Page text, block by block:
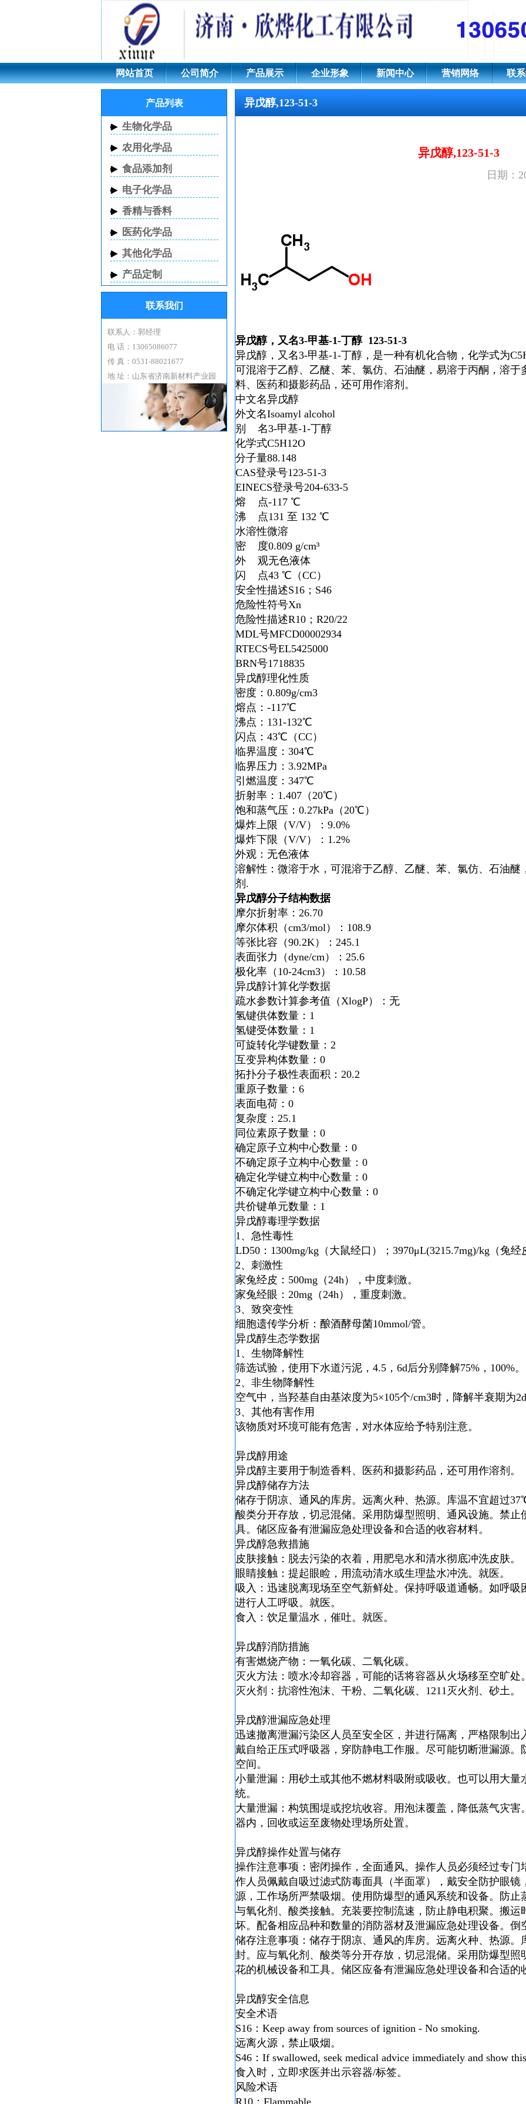
异戊醇,123-51-3;3-甲基-1-丁醇
网站首页 公司简介 产品展示 企业形象 新闻中心 营销网络 联
异戊醇,123-51-3
异戊醇,123-51-3
日期：
异戊醇，又名3-甲基-1-丁醇 123-51-3
异戊醇，又名3-甲基-1-丁醇，是一种有机化合物，化学式为C5
可混溶于乙醇、乙醚、苯、氯仿、石油醚，易溶于丙酮，溶
料、医药和摄影药品，还可用作溶剂。
中文名异戊醇
外文名Isoamyl alcohol
别 名3-甲基-1-丁醇
化学式C5H12O
分子量88.148
CAS登录号123-51-3
EINECS登录号204-633-5
熔 点-117 ℃
沸 点131 至 132 ℃
水溶性微溶
密 度0.809 g/cm³
外 观无色液体
闪 点43 ℃ （CC）
安全性描述S16；S46
危险性符号Xn
危险性描述R10；R20/22
MDL号MFCD00002934
RTECS号EL5425000
BRN号1718835
异戊醇理化性质
密度：0.809g/cm3
熔点：-117℃
沸点：131-132℃
闪点：43℃（CC）
临界温度：304℃
临界压力：3.92MPa
引燃温度：347℃
折射率：1.407（20℃）
饱和蒸气压：0.27kPa（20℃）
爆炸上限（V/V）：9.0%
爆炸下限（V/V）：1.2%
外观：无色液体
溶解性：微溶于水，可混溶于乙醇、乙醚、苯、氯仿、石油
剂.
异戊醇分子结构数据
摩尔折射率：26.70
摩尔体积（cm3/mol）：108.9
等张比容（90.2K）：245.1
表面张力（dyne/cm）：25.6
极化率（10-24cm3）：10.58
异戊醇计算化学数据
疏水参数计算参考值（XlogP）：无
氢键供体数量：1
氢键受体数量：1
可旋转化学键数量：2
互变异构体数量：0
拓扑分子极性表面积：20.2
重原子数量：6
表面电荷：0
复杂度：25.1
同位素原子数量：0
确定原子立构中心数量：0
不确定原子立构中心数量：0
确定化学键立构中心数量：0
不确定化学键立构中心数量：0
共价键单元数量：1
异戊醇毒理学数据
1、急性毒性
LD50 ：1300mg/kg（大鼠经口）；3970μL(3215.7mg)/kg（兔经
2、刺激性
家兔经皮：500mg（24h），中度刺激。
家兔经眼：20mg（24h），重度刺激。
3、致突变性
细胞遗传学分析：酿酒酵母菌10mmol/管。
异戊醇生态学数据
1、生物降解性
筛选试验，使用下水道污泥，4.5，6d后分别降解75%，100%。
2、非生物降解性
空气中，当羟基自由基浓度为5×105个/cm3时，降解半衰期为
3、其他有害作用
该物质对环境可能有危害，对水体应给予特别注意。
异戊醇用途
异戊醇主要用于制造香料、医药和摄影药品，还可用作溶剂。
异戊醇储存方法
储存于阴凉、通风的库房。远离火种、热源。库温不宜超过
酸类分开存放，切忌混储。采用防爆型照明、通风设施。禁
具。储区应备有泄漏应急处理设备和合适的收容材料。
异戊醇急救措施
皮肤接触：脱去污染的衣着，用肥皂水和清水彻底冲洗皮肤。
眼睛接触：提起眼睑，用流动清水或生理盐水冲洗。就医。
吸入：迅速脱离现场至空气新鲜处。保持呼吸道通畅。如呼
进行人工呼吸。就医。
食入：饮足量温水，催吐。就医。
异戊醇消防措施
有害燃烧产物：一氧化碳、二氧化碳。
灭火方法：喷水冷却容器，可能的话将容器从火场移至空旷处
灭火剂：抗溶性泡沫、干粉、二氧化碳、1211灭火剂、砂土。
异戊醇泄漏应急处理
迅速撤离泄漏污染区人员至安全区，并进行隔离，严格限制
戴自给正压式呼吸器，穿防静电工作服。尽可能切断泄漏源
空间。
小量泄漏：用砂土或其他不燃材料吸附或吸收。也可以用大
统。
大量泄漏：构筑围堤或挖坑收容。用泡沫覆盖，降低蒸气灾
器内，回收或运至废物处理场所处置。
异戊醇操作处置与储存
操作注意事项：密闭操作，全面通风。操作人员必须经过专
作人员佩戴自吸过滤式防毒面具（半面罩），戴安全防护眼
源，工作场所严禁吸烟。使用防爆型的通风系统和设备。防
与氧化剂、酸类接触。充装要控制流速，防止静电积聚。搬
坏。配备相应品种和数量的消防器材及泄漏应急处理设备。倒
储存注意事项：储存于阴凉、通风的库房。远离火种、热源
封。应与氧化剂、酸类等分开存放，切忌混储。采用防爆型
花的机械设备和工具。储区应备有泄漏应急处理设备和合适的
异戊醇安全信息
安全术语
S16：Keep away from sources of ignition - No smoking.
远离火源，禁止吸烟。
S46：If swallowed, seek medical advice immediately and show
食入时，立即求医并出示容器/标签。
风险术语
R10：Flammable.
产品列表
生物化学品
农用化学品
食品添加剂
电子化学品
香精与香料
医药化学品
其他化学品
产品定制
联系我们
联系人：郭经理
电 话：13065086077
传 真：0531-88021677
地 址：山东省济南新材料产业园